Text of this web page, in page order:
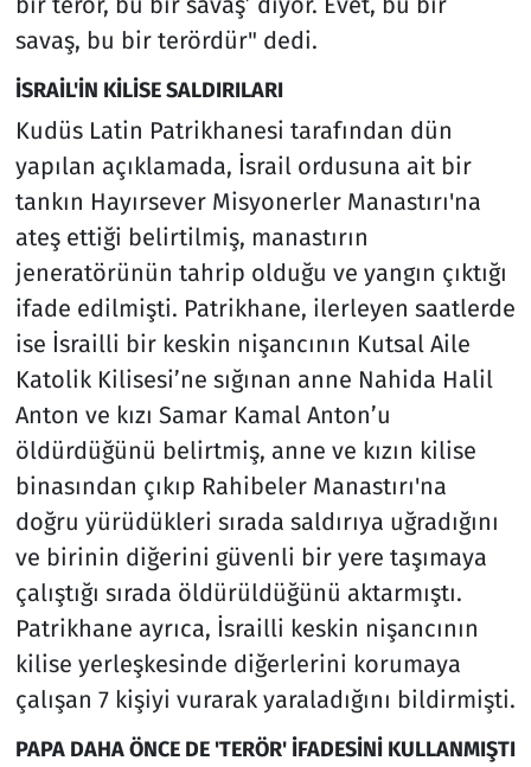
savaş, bu bir terördür" dedi.
İSRAİL'İN KİLİSE SALDIRILARI
Kudüs Latin Patrikhanesi tarafından dün
yapılan açıklamada, İsrail ordusuna ait bir
tankın Hayırsever Misyonerler Manastırı'na
ateş ettiği belirtilmiş, manastırın
jeneratörünün tahrip olduğu ve yangın çıktığı
ifade edilmişti. Patrikhane, ilerleyen saatlerde
ise İsrailli bir keskin nişancının Kutsal Aile
Katolik Kilisesi’ne sığınan anne Nahida Halil
Anton ve kızı Samar Kamal Anton’u
öldürdüğünü belirtmiş, anne ve kızın kilise
binasından çıkıp Rahibeler Manastırı'na
doğru yürüdükleri sırada saldırıya uğradığını
ve birinin diğerini güvenli bir yere taşımaya
çalıştığı sırada öldürüldüğünü aktarmıştı.
Patrikhane ayrıca, İsrailli keskin nişancının
kilise yerleşkesinde diğerlerini korumaya
çalışan 7 kişiyi vurarak yaraladığını bildirmişti.
PAPA DAHA ÖNCE DE 'TERÖR' İFADESİNİ KULLANMIŞTI